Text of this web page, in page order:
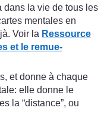
dans la vie de tous les
mentales en
Voir la Ressource
et le remue-
et donne à chaque
elle donne le
la “distance”, ou